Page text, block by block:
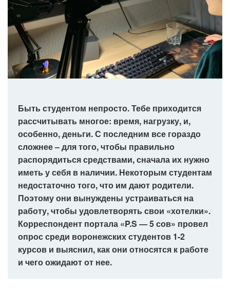
Быть студентом непросто. Тебе приходится
рассчитывать многое: время, нагрузку, и,
особенно, деньги. С последним все гораздо
сложнее – для того, чтобы правильно
распорядиться средствами, сначала их нужно
иметь у себя в наличии. Некоторым студентам
недостаточно того, что им дают родители.
Поэтому они вынуждены устраиваться на
работу, чтобы удовлетворять свои «хотелки».
Корреспондент портала «P.S — 5 сов» провел
опрос среди воронежских студентов 1-2
курсов и выяснил, как они относятся к работе
и чего ожидают от нее.